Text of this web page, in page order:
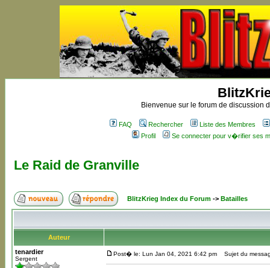
Bienvenue sur le forum de discussion
FAQ Rechercher
Liste des Membres
Profil
Se connecter pour v�rifier ses
Le Raid de Granville
BlitzKrieg Index du Forum -> Batailles
Auteur
tenardier
Sergent
Post� le: Lun Jan 04, 2021 6:42 pm Sujet du